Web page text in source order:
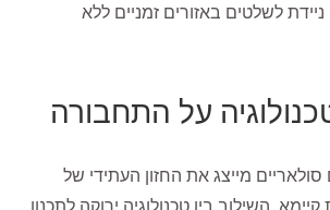
לשלטים באזורים זמניים ללא
על התחבורה
מייצג את החזון העתידי של